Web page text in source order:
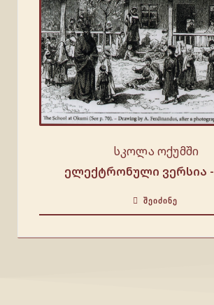
სკოლა ოქუმში
ელექტრონული ვერსია -
ᲨᲔᲘᲫᲘᲜᲔ